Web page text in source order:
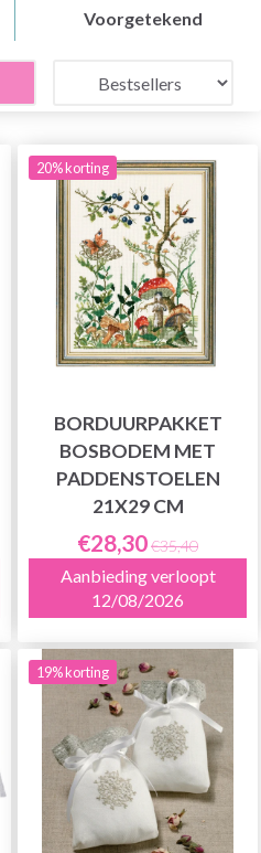
Voorgetekend
20% korting
BORDUURPAKKET
BOSBODEM MET
PADDENSTOELEN
21X29 CM
€28,30€35,40
Aanbieding verloopt
12/08/2026
19% korting